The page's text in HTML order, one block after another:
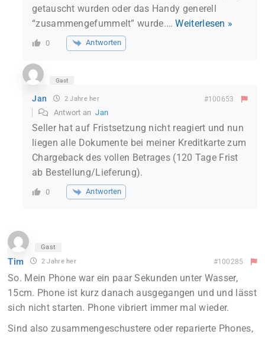
getauscht wurden oder das Handy generell
“zusammengefummelt” wurde.…Weiterlesen »
0 Antworten
Gast
Jan 2 Jahre her #100653
Antwort anJan
Seller hat auf Fristsetzung nicht reagiert und nun
liegen alle Dokumente bei meiner Kreditkarte zum
Chargeback des vollen Betrages (120 Tage Frist
ab Bestellung/Lieferung).
0 Antworten
Gast
Tim 2 Jahre her #100285
So. Mein Phone war ein paar Sekunden unter Wasser,
15cm. Phone ist kurz danach ausgegangen und und lässt
sich nicht starten. Phone vibriert immer mal wieder.
Sind also zusammengeschustere oder reparierte Phones,